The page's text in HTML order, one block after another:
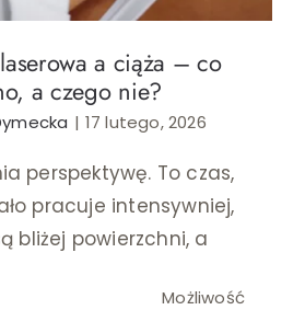
a ciąża – co
a czego nie?
| 17 lutego, 2026
perspektywę. To czas,
pracuje intensywniej,
bliżej powierzchni, a
Możliwość